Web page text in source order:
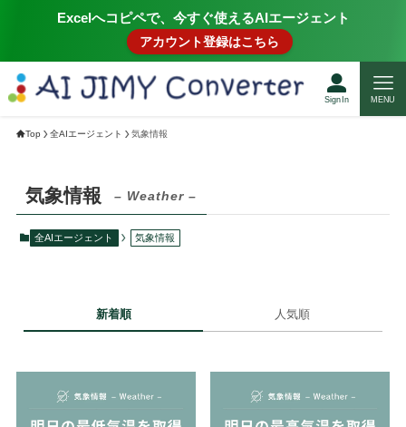
Excelへコピペで、今すぐ使えるAIエージェント
アカウント登録はこちら
SignIn MENU
Top 全AIエージェント 気象情報
気象情報 – Weather –
全AIエージェント 気象情報
新着順 人気順